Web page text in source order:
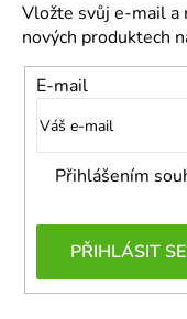
Vložte svůj e-mail a
nových produktech
E-mail
Přihlášením
PŘIHLÁSIT SE